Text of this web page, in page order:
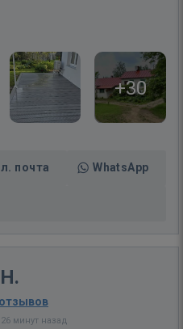
+30
почта WhatsApp
минут назад